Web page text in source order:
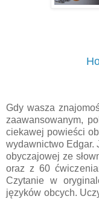
Gdy wasza
zaawansowanym,
ciekawej powieści
wydawnictwo Edgar.
obyczajowej ze
oraz z 60
Czytanie w
języków obcych.